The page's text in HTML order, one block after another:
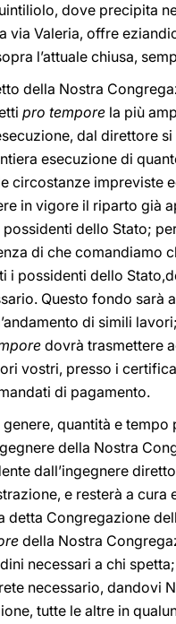
dove precipita
via Valeria, offre
l’attuale chiusa,
della Nostra
pro tempore la più
dal direttore
esecuzione di
circostanze impreviste
in vigore il riparto già
dello Stato;
di che comandiamo
i possidenti dello
Questo fondo sarà
di simili
dovrà trasmettere
vostri, presso i
di pagamento.
quantità e
della Nostra
dall’ingegnere
e resterà a
detta Congregazione
della Nostra
necessari a chi
necessario, dandovi
tutte le altre in